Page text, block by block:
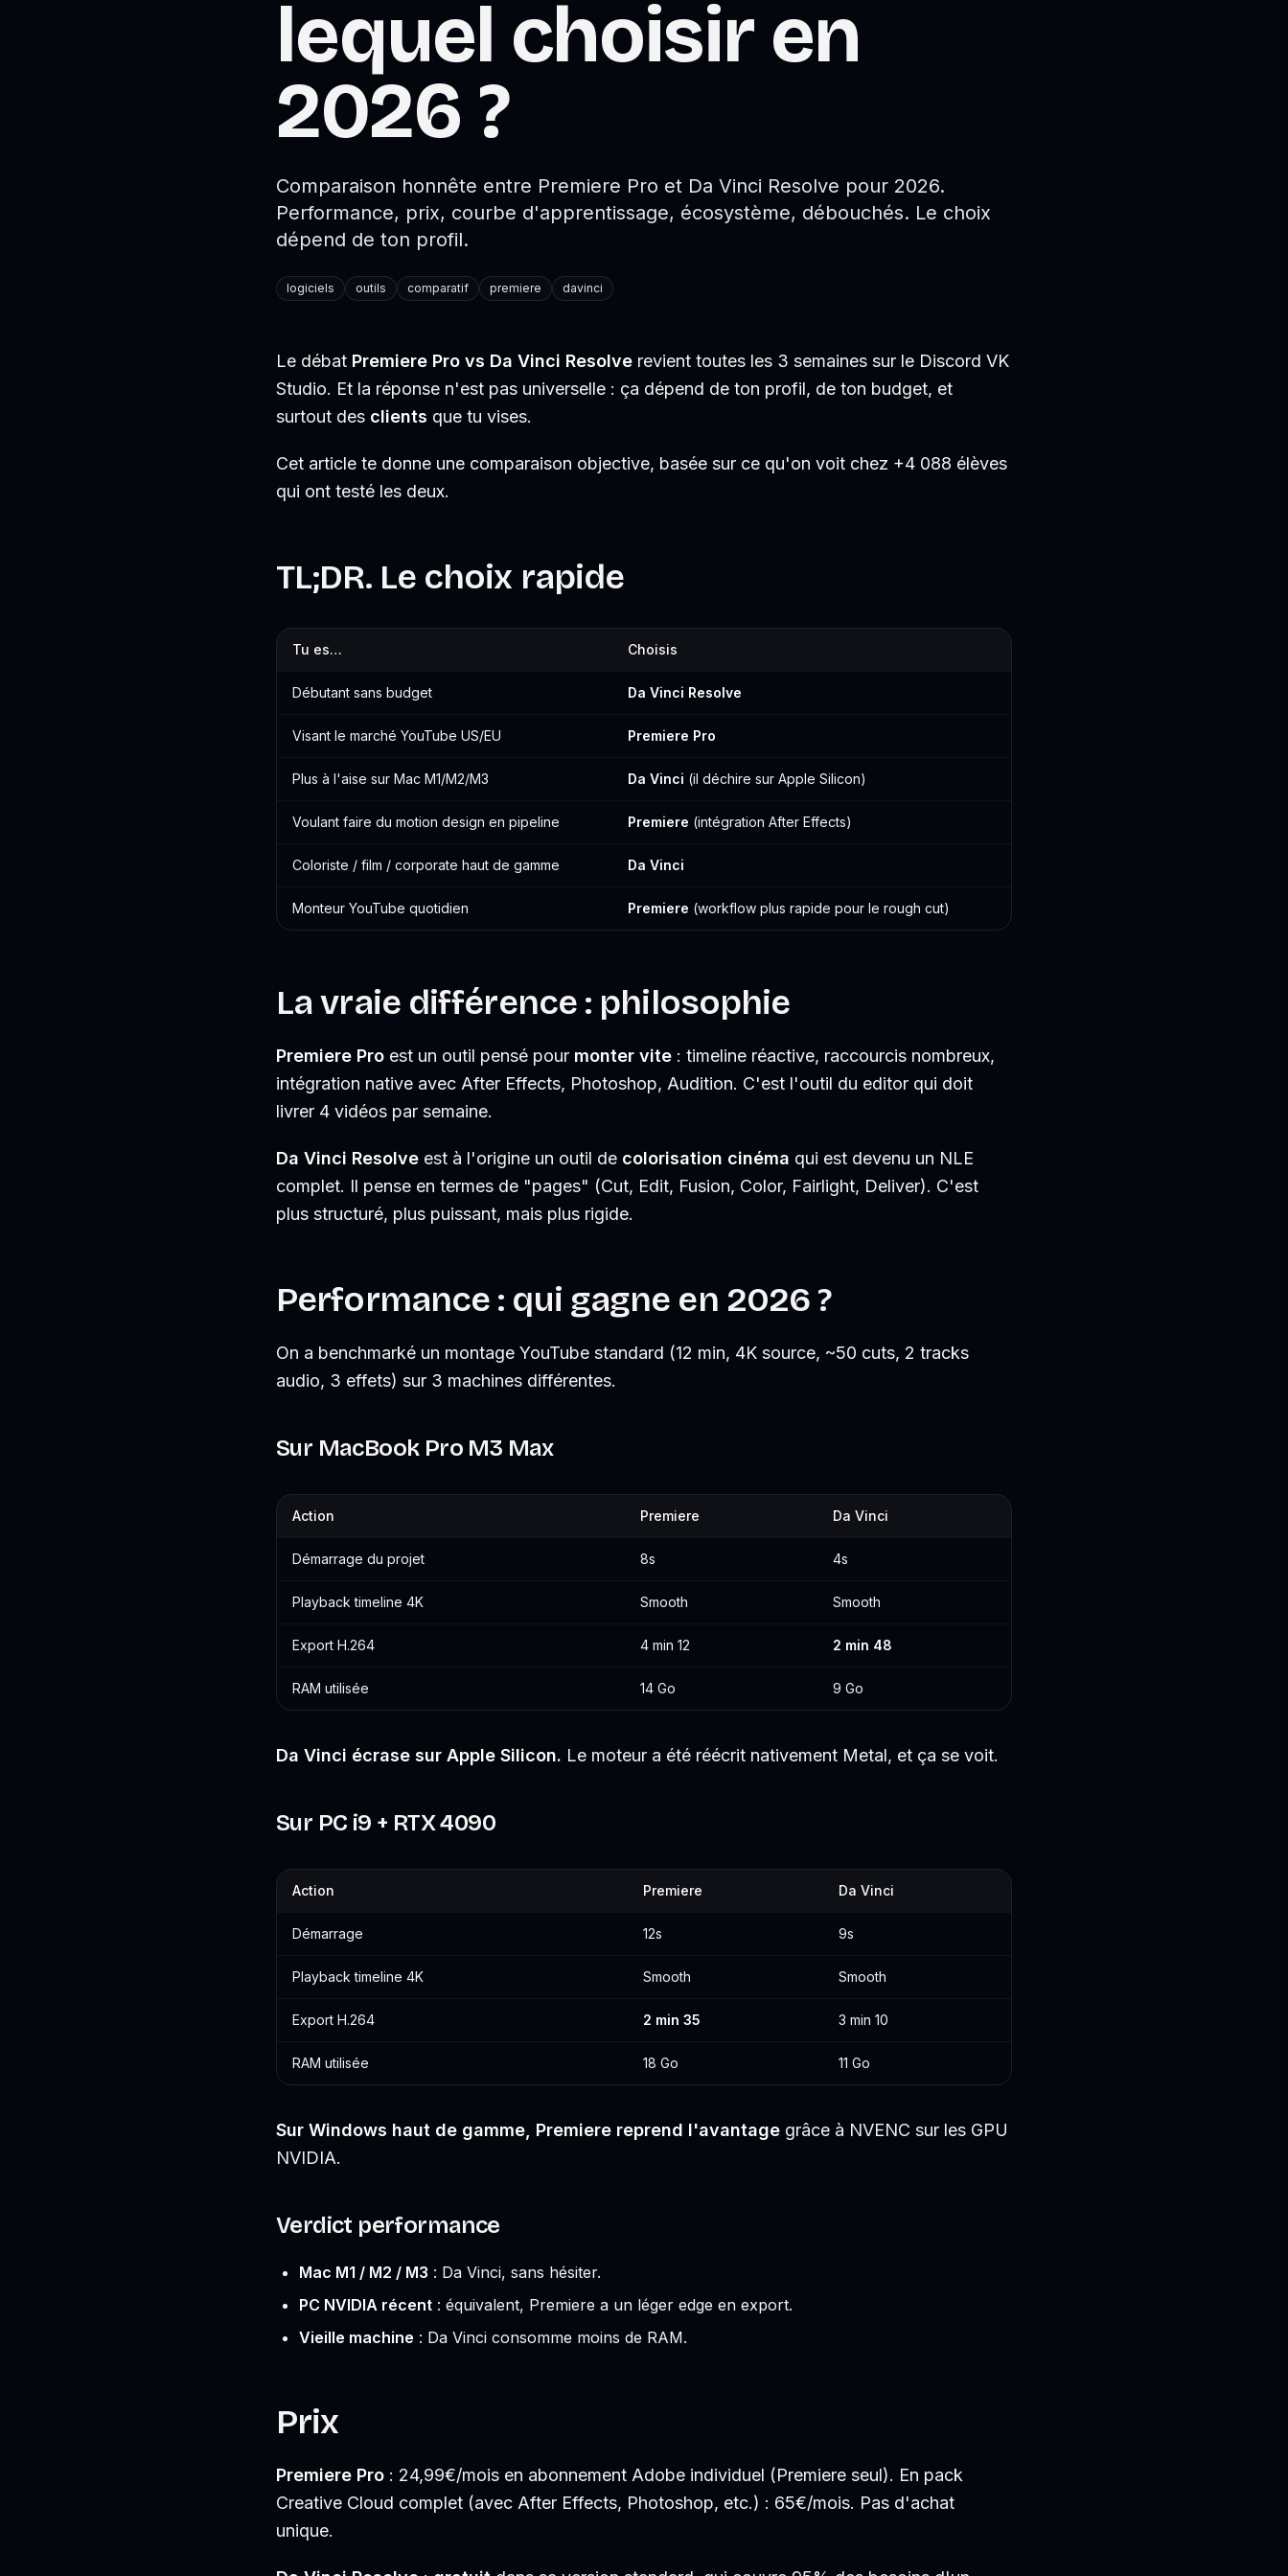
lequel choisir en
2026 ?
Comparaison honnête entre Premiere Pro et Da Vinci Resolve pour 2026.
Performance, prix, courbe d'apprentissage, écosystème, débouchés. Le choix
dépend de ton profil.
logiciels outils comparatif premiere davinci
Le débat Premiere Pro vs Da Vinci Resolve revient toutes les 3 semaines sur le Discord VK
Studio. Et la réponse n'est pas universelle : ça dépend de ton profil, de ton budget, et
surtout des clients que tu vises.
Cet article te donne une comparaison objective, basée sur ce qu'on voit chez +4 088 élèves
qui ont testé les deux.
TL;DR. Le choix rapide
Tu es… Choisis
Débutant sans budget Da Vinci Resolve
Visant le marché YouTube US/EU Premiere Pro
Plus à l'aise sur Mac M1/M2/M3 Da Vinci (il déchire sur Apple Silicon)
Voulant faire du motion design en pipeline Premiere (intégration After Effects)
Coloriste / film / corporate haut de gamme Da Vinci
Monteur YouTube quotidien Premiere (workflow plus rapide pour le rough cut)
La vraie différence : philosophie
Premiere Pro est un outil pensé pour monter vite : timeline réactive, raccourcis nombreux,
intégration native avec After Effects, Photoshop, Audition. C'est l'outil du editor qui doit
livrer 4 vidéos par semaine.
Da Vinci Resolve est à l'origine un outil de colorisation cinéma qui est devenu un NLE
complet. Il pense en termes de "pages" (Cut, Edit, Fusion, Color, Fairlight, Deliver). C'est
plus structuré, plus puissant, mais plus rigide.
Performance : qui gagne en 2026 ?
On a benchmarké un montage YouTube standard (12 min, 4K source, ~50 cuts, 2 tracks
audio, 3 effets) sur 3 machines différentes.
Sur MacBook Pro M3 Max
Action Premiere Da Vinci
Démarrage du projet 8s 4s
Playback timeline 4K Smooth Smooth
Export H.264 4 min 12 2 min 48
RAM utilisée 14 Go 9 Go
Da Vinci écrase sur Apple Silicon. Le moteur a été réécrit nativement Metal, et ça se voit.
Sur PC i9 + RTX 4090
Action Premiere Da Vinci
Démarrage 12s 9s
Playback timeline 4K Smooth Smooth
Export H.264 2 min 35 3 min 10
RAM utilisée 18 Go 11 Go
Sur Windows haut de gamme, Premiere reprend l'avantage grâce à NVENC sur les GPU
NVIDIA.
Verdict performance
Mac M1 / M2 / M3 : Da Vinci, sans hésiter.
PC NVIDIA récent : équivalent, Premiere a un léger edge en export.
Vieille machine : Da Vinci consomme moins de RAM.
Prix
Premiere Pro : 24,99€/mois en abonnement Adobe individuel (Premiere seul). En pack
Creative Cloud complet (avec After Effects, Photoshop, etc.) : 65€/mois. Pas d'achat
unique.